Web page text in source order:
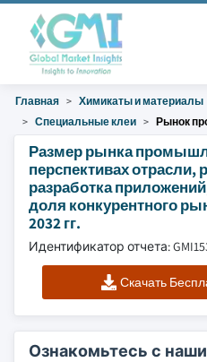
Главная Химикаты и материалы
Специальные клеи
Рынок
Размер рынка
перспективах
разработка
доля конкурентного
2032 гг.
Идентификатор отчета:
Скачать
Ознакомьтесь с